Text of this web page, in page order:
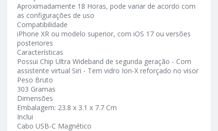
Aproximadamente 18 Horas, pode variar de acordo com
as configurações de uso
Compatibilidade
iPhone XR ou modelo superior, com iOS 17 ou versões
posteriores
Características
Possui Chip Ultra Wideband de segunda geração - Com
assistente virtual Siri - Tem vidro Ion-X reforçado no visor
Peso Bruto
303 Gramas
Dimensões
Embalagem: 23.8 x 3.1 x 7.7 Cm
Inclui
Cabo USB-C Magnético